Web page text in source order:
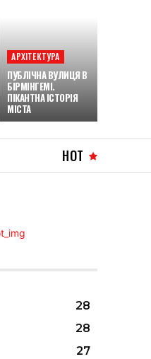
АРХІТЕКТУРА
ПУБЛІЧНА ВУЛИЦЯ В
БІРМІНГЕМІ.
ПІКАНТНА ІСТОРІЯ
МІСТА
HOT
28
28
27